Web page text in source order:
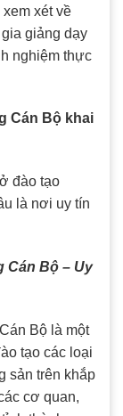
xét về
giảng dạy
nghiệm thực
Cán Bộ khai
đào tạo
là nơi uy tín
Cán Bộ – Uy
Bộ là một
tạo các loại
sản trên khắp
cơ quan,